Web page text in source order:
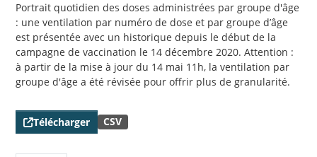
Portrait quotidien des doses administrées par groupe d'âge
: une ventilation par numéro de dose et par groupe d’âge
est présentée avec un historique depuis le début de la
campagne de vaccination le 14 décembre 2020. Attention :
à partir de la mise à jour du 14 mai 11h, la ventilation par
groupe d'âge a été révisée pour offrir plus de granularité.
Télécharger CSV